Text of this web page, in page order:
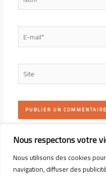
Nous respectons votre
Nous utilisons des cookies
navigation, diffuser des
E-
mail*
Site